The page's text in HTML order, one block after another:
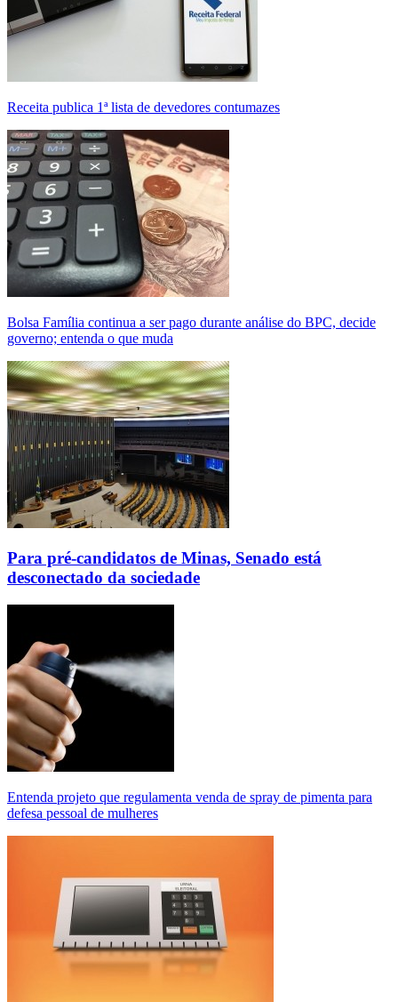
Receita publica 1ª lista de devedores contumazes
Bolsa Família continua a ser pago durante análise do BPC, decide
governo; entenda o que muda
Para pré-candidatos de Minas, Senado está
desconectado da sociedade
Entenda projeto que regulamenta venda de spray de pimenta para
defesa pessoal de mulheres